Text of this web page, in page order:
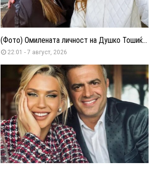
(Фото) Омилената личност на Душко Тошиќ...
22:01 - 7 август, 2026